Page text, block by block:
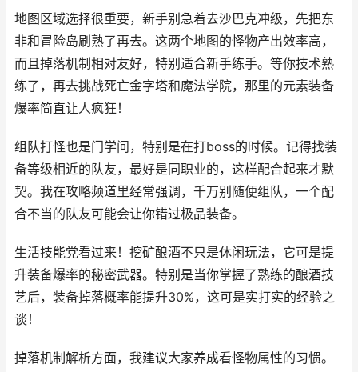
地图区域选择很重要，新手别急着去沙巴克冲级，先把东
非和冒险岛刷熟了再去。这两个地图的怪物产出效率高，
而且掉落机制相对友好，特别适合新手练手。等你技术熟
练了，再去挑战死亡金字塔和魔法学院，那里的元素装备
爆率简直让人疯狂！
组队打怪也是门学问，特别是在打boss的时候。记得找装
备等级相近的队友，最好是同职业的，这样配合起来才默
契。我在攻略频道里经常强调，千万别随便组队，一个配
合不当的队友可能会让你错过极品装备。
生活技能党看过来！挖矿酿酒不只是休闲玩法，它可是提
升装备爆率的秘密武器。特别是当你掌握了熟练的酿酒技
艺后，装备掉落概率能提升30%，这可是实打实的经验之
谈！
掉落机制解析方面，我建议大家养成看怪物属性的习惯。